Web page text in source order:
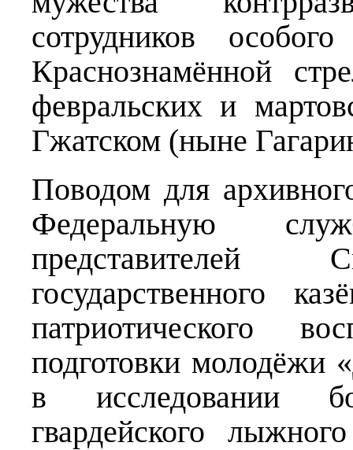
сотрудников
Краснознамённой
февральских и
Гжатском (ныне
Поводом для
Федеральную
представителей
государственного
патриотического
подготовки молодёжи
в исследовании
гвардейского